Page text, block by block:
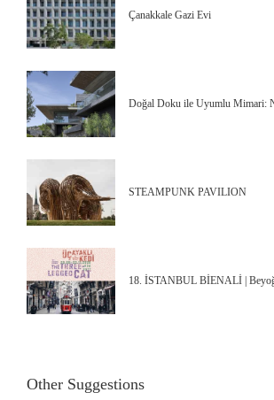
Çanakkale Gazi Evi
Doğal Doku ile Uyumlu Mimari:
STEAMPUNK PAVILION
18. İSTANBUL BİENALİ |
Other Suggestions